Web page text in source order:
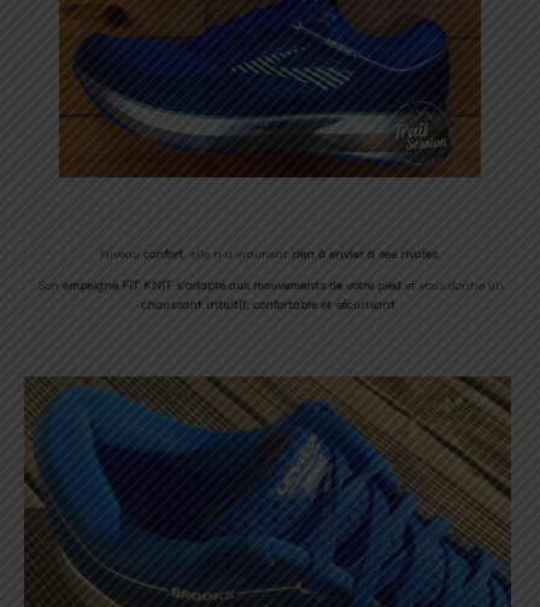
Niveau confort, elle n’a vraiment rien à envier à ses rivales.
Son empeigne FIT KNIT s’adapte aux mouvements de votre pied et vous donne un
chaussant intuitif, confortable et sécurisant.